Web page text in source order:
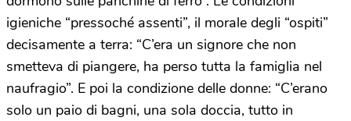
igieniche “pressoché assenti”, il morale degli “ospiti”
decisamente a terra: “C’era un signore che non
smetteva di piangere, ha perso tutta la famiglia nel
naufragio”. E poi la condizione delle donne: “C’erano
solo un paio di bagni, una sola doccia, tutto in